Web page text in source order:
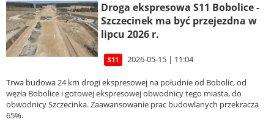
Droga ekspresowa S11 Bobolice -
Szczecinek ma być przejezdna w
lipcu 2026 r.
S11 2026-05-15 | 11:04
Trwa budowa 24 km drogi ekspresowej na południe od Bobolic, od
węzła Bobolice i gotowej ekspresowej obwodnicy tego miasta, do
obwodnicy Szczecinka. Zaawansowanie prac budowlanych przekracza
65%.